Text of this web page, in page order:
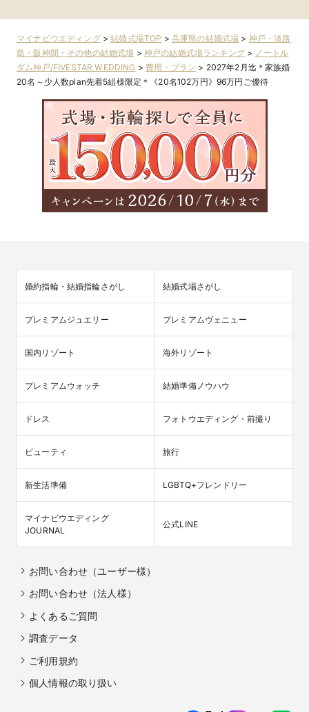
マイナビウエディング>結婚式場TOP > 兵庫県の結婚式場 > 神戸・淡路
島・阪神間・その他の結婚式場 > 神戸の結婚式場ランキング> ノートル
ダム神戸/FIVESTAR WEDDING > 費用・プラン > 2027年2月迄＊家族婚
20名～少人数plan先着5組様限定＊《20名102万円》96万円ご優待
婚約指輪・結婚指輪さがし 結婚式場さがし
プレミアムジュエリー プレミアムヴェニュー
国内リゾート 海外リゾート
プレミアムウォッチ 結婚準備ノウハウ
ドレス フォトウエディング・前撮り
ビューティ 旅行
新生活準備 LGBTQ+フレンドリー
マイナビウエディング
JOURNAL
公式LINE
お問い合わせ（ユーザー様）
お問い合わせ（法人様）
よくあるご質問
調査データ
ご利用規約
個人情報の取り扱い